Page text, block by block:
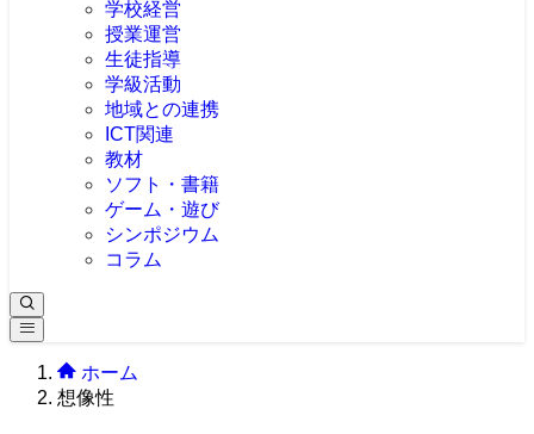
学校経営
授業運営
生徒指導
学級活動
地域との連携
ICT関連
教材
ソフト・書籍
ゲーム・遊び
シンポジウム
コラム
ホーム
想像性